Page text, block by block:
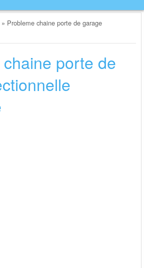
» Probleme chaine porte de garage
porte de